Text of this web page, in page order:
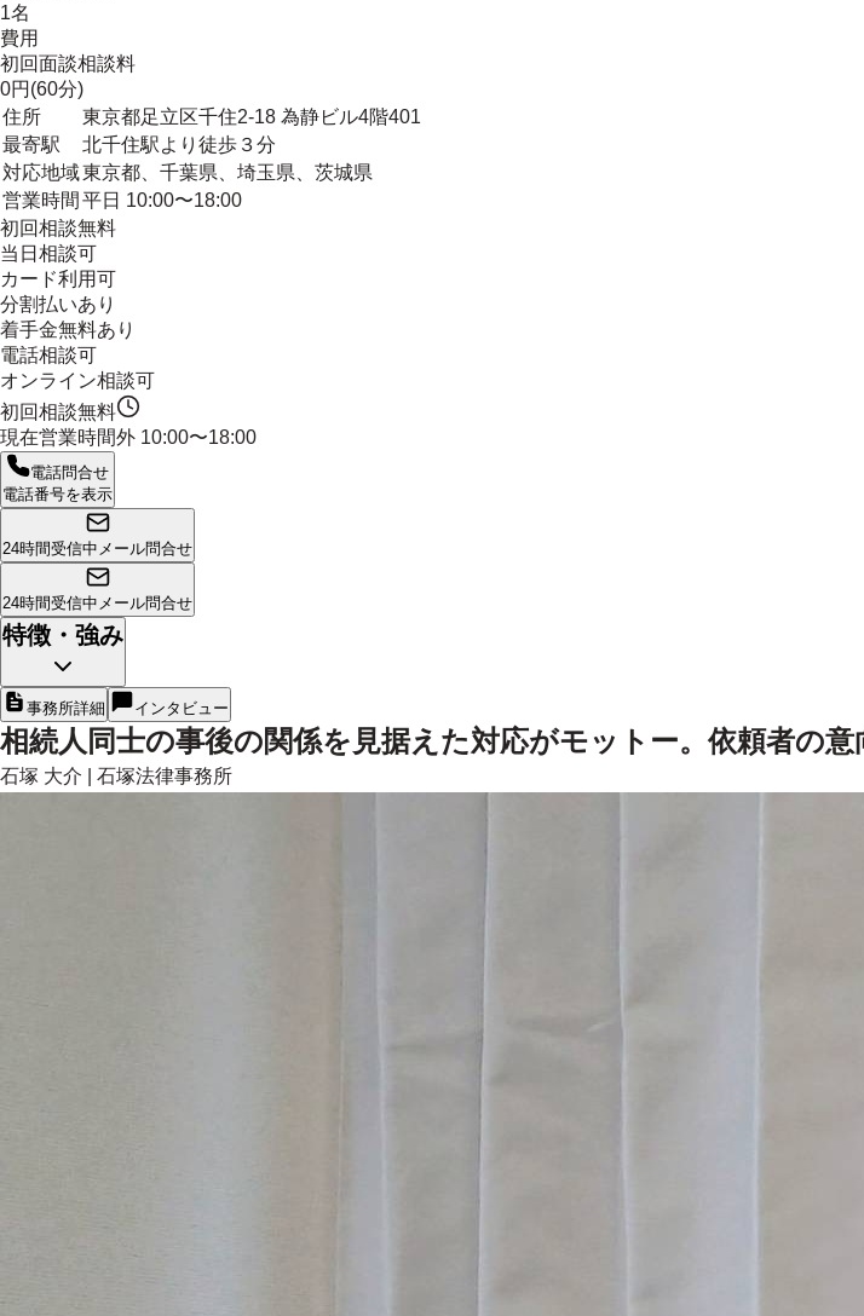
1名
費用
初回面談相談料
0円(60分)
住所
東京都足立区千住2-18 為静ビル4階401
最寄駅
北千住駅より徒歩３分
対応地域東京都、千葉県、埼玉県、茨城県
営業時間 平日 10:00〜18:00
初回相談無料
当日相談可
カード利用可
分割払いあり
着手金無料あり
電話相談可
オンライン相談可
初回相談無料
現在営業時間外 10:00〜18:00
電話問合せ
電話番号を表示
24時間受信中 メール問合せ
24時間受信中 メール問合せ
特徴・強み
事務所詳細 インタビュー
相続人同士の事後の関係を見据えた対応がモットー。依頼者の
石塚 大介 石塚法律事務所